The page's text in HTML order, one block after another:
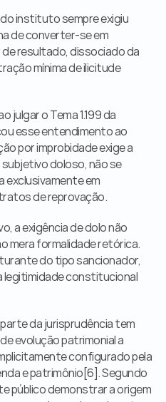
instituto sempre exigiu
de converter-se em
resultado, dissociado da
mínima de ilicitude
julgar o Tema 1.199 da
esse entendimento ao
por improbidade exige a
doloso, não se
exclusivamente em
de reprovação.
a exigência de dolo não
mera formalidade retórica.
do tipo sancionador,
legitimidade constitucional
da jurisprudência tem
evolução patrimonial a
configurado pela
e patrimônio[6]. Segundo
público demonstrar a origem